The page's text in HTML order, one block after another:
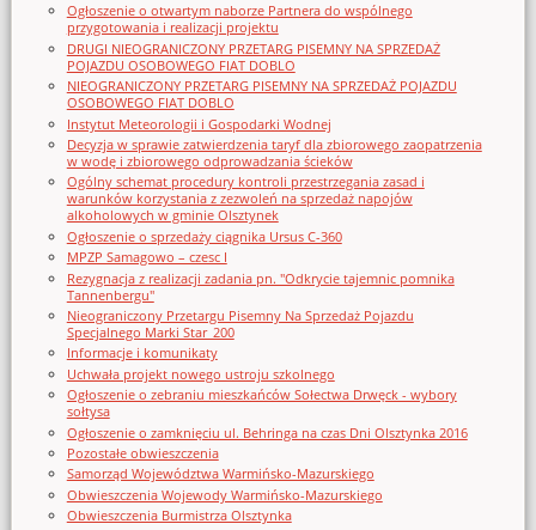
Ogłoszenie o otwartym naborze Partnera do wspólnego
przygotowania i realizacji projektu
DRUGI NIEOGRANICZONY PRZETARG PISEMNY NA SPRZEDAŻ
POJAZDU OSOBOWEGO FIAT DOBLO
NIEOGRANICZONY PRZETARG PISEMNY NA SPRZEDAŻ POJAZDU
OSOBOWEGO FIAT DOBLO
Instytut Meteorologii i Gospodarki Wodnej
Decyzja w sprawie zatwierdzenia taryf dla zbiorowego zaopatrzenia
w wodę i zbiorowego odprowadzania ścieków
Ogólny schemat procedury kontroli przestrzegania zasad i
warunków korzystania z zezwoleń na sprzedaż napojów
alkoholowych w gminie Olsztynek
Ogłoszenie o sprzedaży ciągnika Ursus C-360
MPZP Samagowo – czesc I
Rezygnacja z realizacji zadania pn. "Odkrycie tajemnic pomnika
Tannenbergu"
Nieograniczony Przetargu Pisemny Na Sprzedaż Pojazdu
Specjalnego Marki Star_200
Informacje i komunikaty
Uchwała projekt nowego ustroju szkolnego
Ogłoszenie o zebraniu mieszkańców Sołectwa Drwęck - wybory
sołtysa
Ogłoszenie o zamknięciu ul. Behringa na czas Dni Olsztynka 2016
Pozostałe obwieszczenia
Samorząd Województwa Warmińsko-Mazurskiego
Obwieszczenia Wojewody Warmińsko-Mazurskiego
Obwieszczenia Burmistrza Olsztynka